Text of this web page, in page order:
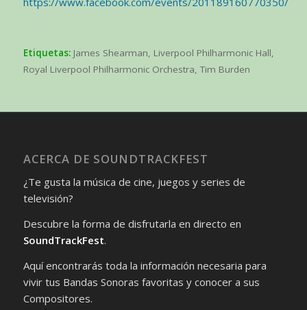
Etiquetas: James Shearman, Liverpool Philharmonic Hall,
Royal Liverpool Philharmonic Orchestra, Tim Burden
ACERCA DE SOUNDTRACKFEST
¿Te gusta la música de cine, juegos y series de
televisión?
Descubre la forma de disfrutarla en directo en
SoundTrackFest.
Aquí encontrarás toda la información necesaria para
vivir tus Bandas Sonoras favoritas y conocer a sus
Compositores.